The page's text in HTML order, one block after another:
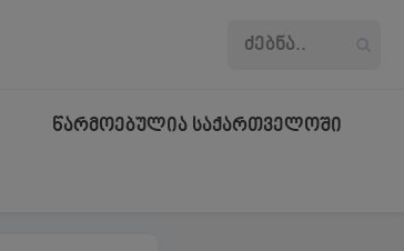
წარმოებულია საქართველოში